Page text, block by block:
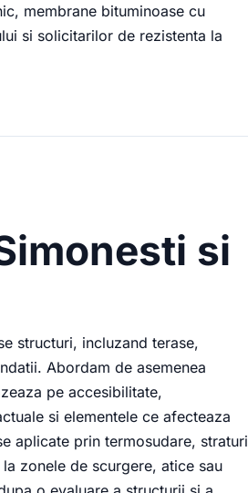
membrane bituminoase cu
si solicitarilor de rezistenta la
si
structuri, incluzand terase,
Abordam de asemenea
pe accesibilitate,
si elementele ce afecteaza
aplicate prin termosudare, straturi
zonele de scurgere, atice sau